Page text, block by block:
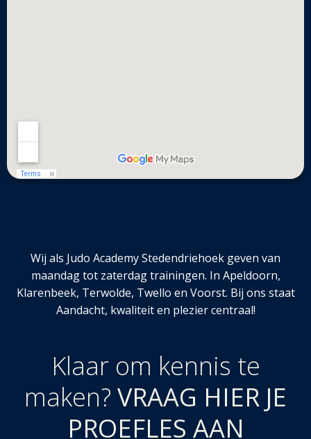
Wij als Judo Academy Stedendriehoek geven van
maandag tot zaterdag trainingen. In Apeldoorn,
Klarenbeek, Terwolde, Twello en Voorst. Bij ons staat
Aandacht, kwaliteit en plezier centraal!
Klaar om kennis te
maken? VRAAG HIER JE
PROEFLES AAN